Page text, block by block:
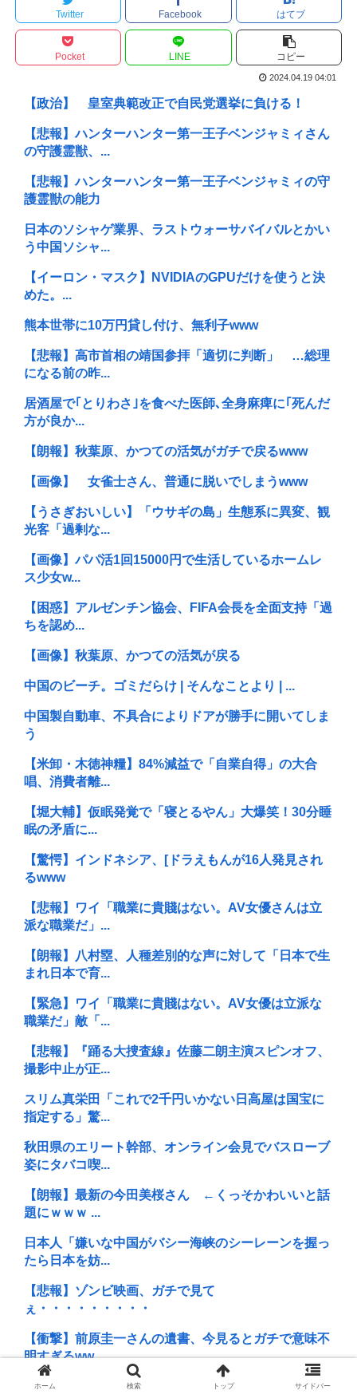
Twitter Facebook はてブ
Pocket LINE コピー
2024.04.19 04:01
【政治】 皇室典範改正で自民党選挙に負ける！
【悲報】ハンターハンター第一王子ベンジャミィさん
の守護霊獣、...
【悲報】ハンターハンター第一王子ベンジャミィの守
護霊獣の能力
日本のソシャゲ業界、ラストウォーサバイバルとかい
う中国ソシャ...
【イーロン・マスク】NVIDIAのGPUだけを使うと決
めた。...
熊本世帯に10万円貸し付け、無利子www
【悲報】高市首相の靖国参拝「適切に判断」 …総理
になる前の昨...
居酒屋で｢とりわさ｣を食べた医師､全身麻痺に｢死んだ
方が良か...
【朗報】秋葉原、かつての活気がガチで戻るwww
【画像】 女雀士さん、普通に脱いでしまうwww
【うさぎおいしい】「ウサギの島」生態系に異変、観
光客「過剰な...
【画像】パパ活1回15000円で生活しているホームレ
ス少女w...
【困惑】アルゼンチン協会、FIFA会長を全面支持「過
ちを認め...
【画像】秋葉原、かつての活気が戻る
中国のビーチ。ゴミだらけ | そんなことより | ...
中国製自動車、不具合によりドアが勝手に開いてしま
う
【米卸・木徳神糧】84%減益で「自業自得」の大合
唱、消費者離...
【堀大輔】仮眠発覚で「寝とるやん」大爆笑！30分睡
眠の矛盾に...
【驚愕】インドネシア、[ドラえもんが16人発見され
るwww
【悲報】ワイ「職業に貴賤はない。AV女優さんは立
派な職業だ」...
【朗報】八村塁、人種差別的な声に対して「日本で生
まれ日本で育...
【緊急】ワイ「職業に貴賤はない。AV女優は立派な
職業だ」敵「...
【悲報】『踊る大捜査線』佐藤二朗主演スピンオフ、
撮影中止が正...
スリム真栄田「これで2千円いかない日高屋は国宝に
指定する」驚...
秋田県のエリート幹部、オンライン会見でバスローブ
姿にタバコ喫...
【朗報】最新の今田美桜さん ←くっそかわいいと話
題にｗｗｗ ...
日本人「嫌いな中国がバシー海峡のシーレーンを握っ
たら日本を妨...
【悲報】ゾンビ映画、ガチで見て
ぇ・・・・・・・・・
【衝撃】前原圭一さんの遺書、今見るとガチで意味不
明すぎるww...
【悲報】お前の親「施設には絶対に入らない、お前が
ホーム 検索 トップ サイドバー